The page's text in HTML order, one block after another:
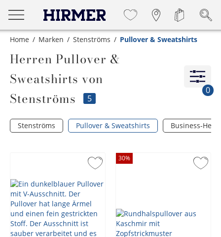
Home Marken Stenströms Pullover & Sweatshirts
Herren Pullover &
Sweatshirts von
Stenströms
5
0
Stenströms Pullover & Sweatshirts Business-
30%